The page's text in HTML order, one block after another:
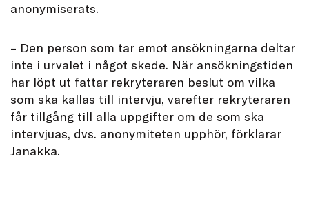
anonymiserats.
– Den person som tar emot ansökningarna deltar
inte i urvalet i något skede. När ansökningstiden
har löpt ut fattar rekryteraren beslut om vilka
som ska kallas till intervju, varefter rekryteraren
får tillgång till alla uppgifter om de som ska
intervjuas, dvs. anonymiteten upphör, förklarar
Janakka.